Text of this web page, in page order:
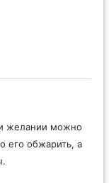
желании можно
его обжарить, а